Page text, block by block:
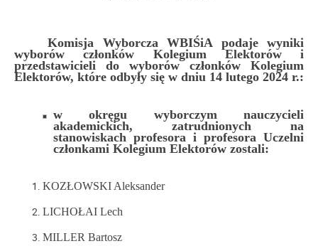
Komisja Wyborcza WBIŚiA podaje wyniki
wyborów członków Kolegium Elektorów i
przedstawicieli do wyborów członków Kolegium
Elektorów, które odbyły się w dniu 14 lutego 2024 r.:
w okręgu wyborczym nauczycieli
akademickich, zatrudnionych na
stanowiskach profesora i profesora Uczelni
członkami Kolegium Elektorów zostali:
KOZŁOWSKI Aleksander
LICHOŁAI Lech
MILLER Bartosz